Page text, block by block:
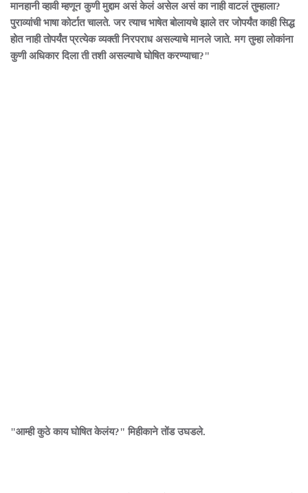
मानहानी व्हावी म्हणून कुणी मुद्दाम असं केलं असेल असं का नाही वाटलं तुम्हाला?
पुराव्यांची भाषा कोर्टात चालते. जर त्याच भाषेत बोलायचे झाले तर जोपर्यंत काही सिद्ध
होत नाही तोपर्यंत प्रत्येक व्यक्ती निरपराध असल्याचे मानले जाते. मग तुम्हा लोकांना
कुणी अधिकार दिला ती तशी असल्याचे घोषित करण्याचा?"
"आम्ही कुठे काय घोषित केलंय?" मिहीकाने तोंड उघडले.